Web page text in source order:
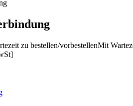
zu bestellen/vorbestellenMit